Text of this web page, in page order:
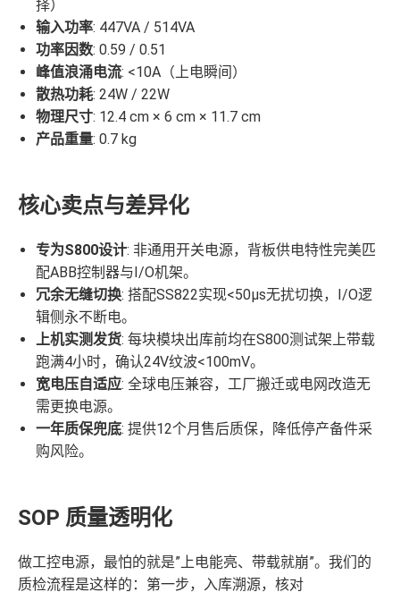
择）
输入功率: 447VA / 514VA
功率因数: 0.59 / 0.51
峰值浪涌电流: <10A（上电瞬间）
散热功耗: 24W / 22W
物理尺寸: 12.4 cm × 6 cm × 11.7 cm
产品重量: 0.7 kg
核心卖点与差异化
专为S800设计: 非通用开关电源，背板供电特性完美匹
配ABB控制器与I/O机架。
冗余无缝切换: 搭配SS822实现<50µs无扰切换，I/O逻
辑侧永不断电。
上机实测发货: 每块模块出库前均在S800测试架上带载
跑满4小时，确认24V纹波<100mV。
宽电压自适应: 全球电压兼容，工厂搬迁或电网改造无
需更换电源。
一年质保兜底: 提供12个月售后质保，降低停产备件采
购风险。
SOP 质量透明化
做工控电源，最怕的就是”上电能亮、带载就崩”。我们的
质检流程是这样的：第一步，入库溯源，核对